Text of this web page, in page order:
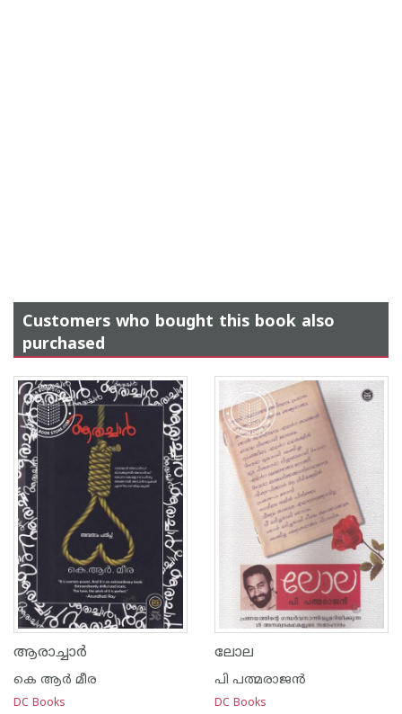
Customers who bought this book also
purchased
ആരാച്ചാര്‍
കെ ആര്‍ മീര
DC Books
ലോല
പി പത്മരാജന്‍
DC Books